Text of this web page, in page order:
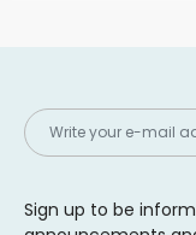
Sign up to be